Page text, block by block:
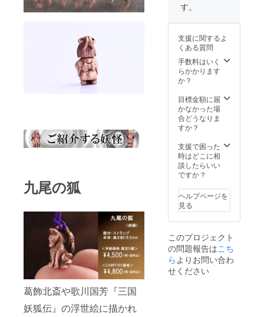
九尾の狐
葛飾北斎や歌川国芳『三国
妖狐伝』の浮世絵に描かれ
スト
紐：
紫 ※
ポーチ
を添え
てお届
しま
す。
す。
支援に関するよ
くある質問
手数料はいく
らかかります
か？
目標金額に届
かなかった場
合どうなりま
すか？
支援で困った
時はどこに相
談したらいい
ですか？
ヘルプページを
見る
このプロジェクト
の問題報告はこち
らよりお問い合わ
せください